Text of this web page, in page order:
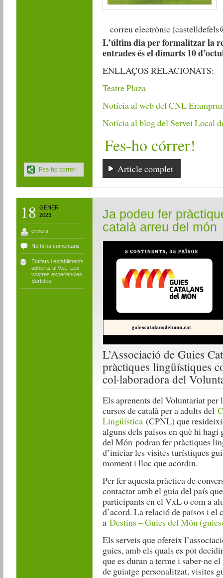
correu electrònic
L’últim dia per formalitzar la
entrades és el dimarts 10
ENLLAÇOS RELACIONATS:
Teatre Plaza
Notícia al web del CNL
Notícia al blog del Servei Local
Fes-ho córrer!
Article complet
Fes-ho córrer!
18
GENER
2023
crivera
No hi ha comentaris
Entitats i establiments
adherits al VxL
Les
vostres experiències
Sortides
Ja podeu fer
català arreu del món
L’Associació de Guies
pràctiques lingüístiques
col·laboradora del
Els aprenents del Voluntariat
cursos de català per a adults del
Lingüística(CPNL) que
alguns dels països en què hi hagi
del Món podran fer pràctiques
d’iniciar les visites turístiques
moment i lloc que acordin.
Per fer aquesta pràctica de
contactar amb el guia del país
participants en el VxL o com a
d’acord. La relació de països i el
a Destins – Guies del Món
Els serveis que ofereix
guies, amb els quals es pot
que es duran a terme i saber-ne
de guiatge personalitzat, visites